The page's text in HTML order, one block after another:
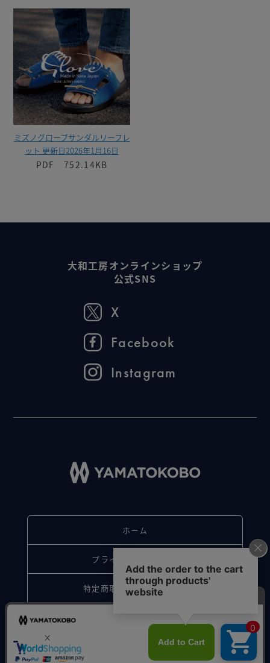
ミズノグローブサンダルリーフレ
ット 更新日2026年1月16日
PDF 752.14KB
大和工房オンラインショップ
公式SNS
X
Facebook
Instagram
ホーム
プライバシーポリシー
特定商取引法に基づく表記